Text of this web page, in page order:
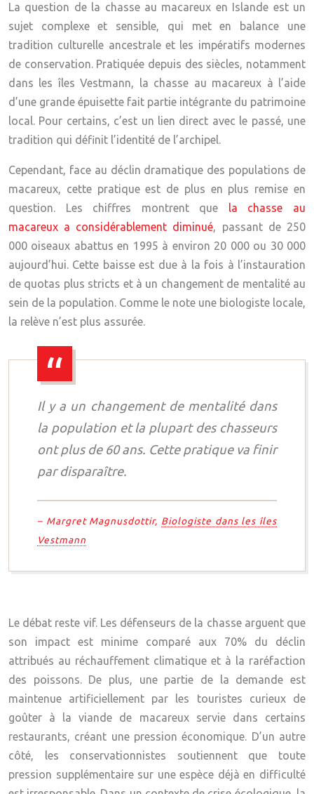
La question de la chasse au macareux en Islande est un
sujet complexe et sensible, qui met en balance une
tradition culturelle ancestrale et les impératifs modernes
de conservation. Pratiquée depuis des siècles, notamment
dans les îles Vestmann, la chasse au macareux à l’aide
d’une grande épuisette fait partie intégrante du patrimoine
local. Pour certains, c’est un lien direct avec le passé, une
tradition qui définit l’identité de l’archipel.
Cependant, face au déclin dramatique des populations de
macareux, cette pratique est de plus en plus remise en
question. Les chiffres montrent que la chasse au
macareux a considérablement diminué, passant de 250
000 oiseaux abattus en 1995 à environ 20 000 ou 30 000
aujourd’hui. Cette baisse est due à la fois à l’instauration
de quotas plus stricts et à un changement de mentalité au
sein de la population. Comme le note une biologiste locale,
la relève n’est plus assurée.
Il y a un changement de mentalité dans
la population et la plupart des chasseurs
ont plus de 60 ans. Cette pratique va finir
par disparaître.
– Margret Magnusdottir, Biologiste dans les îles
Vestmann
Le débat reste vif. Les défenseurs de la chasse arguent que
son impact est minime comparé aux 70% du déclin
attribués au réchauffement climatique et à la raréfaction
des poissons. De plus, une partie de la demande est
maintenue artificiellement par les touristes curieux de
goûter à la viande de macareux servie dans certains
restaurants, créant une pression économique. D’un autre
côté, les conservationnistes soutiennent que toute
pression supplémentaire sur une espèce déjà en difficulté